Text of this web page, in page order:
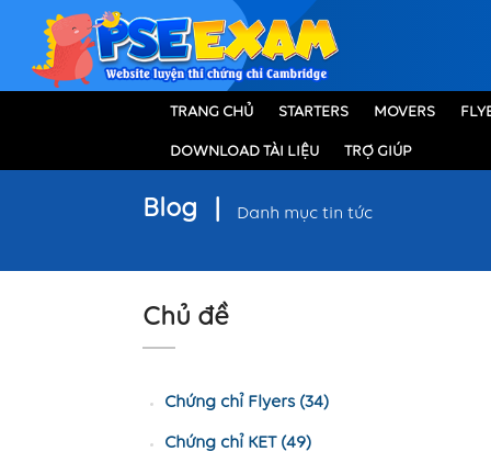
TRANG CHỦ STARTERS MOVERS
DOWNLOAD TÀI LIỆU TRỢ GIÚP
Blog Danh mục tin tức
Chủ đề
Chứng chỉ Flyers (34)
Chứng chỉ KET (49)